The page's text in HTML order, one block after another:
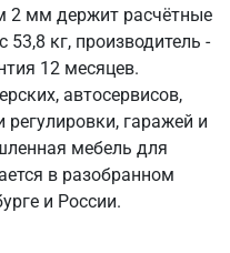
2 мм держит расчётные
53,8 кг, производитель -
12 месяцев.
автосервисов,
регулировки, гаражей и
мебель для
в разобранном
и России.